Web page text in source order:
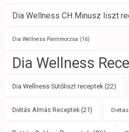
Dia Wellness CH Minusz liszt
Dia Wellness Panírmorzsa (16)
Dia Wellness
Dia Wellness Sütőliszt receptek (22)
Diétás Almás Receptek (21)